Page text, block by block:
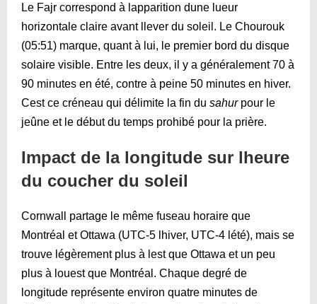
Le Fajr correspond à lapparition dune lueur
horizontale claire avant llever du soleil. Le Chourouk
(05:51) marque, quant à lui, le premier bord du disque
solaire visible. Entre les deux, il y a généralement 70 à
90 minutes en été, contre à peine 50 minutes en hiver.
Cest ce créneau qui délimite la fin du sahurpour le
jeûne et le début du temps prohibé pour la prière.
Impact de la longitude sur lheure
du coucher du soleil
Cornwall partage le même fuseau horaire que
Montréal et Ottawa (UTC-5 lhiver, UTC-4 lété), mais se
trouve légèrement plus à lest que Ottawa et un peu
plus à louest que Montréal. Chaque degré de
longitude représente environ quatre minutes de